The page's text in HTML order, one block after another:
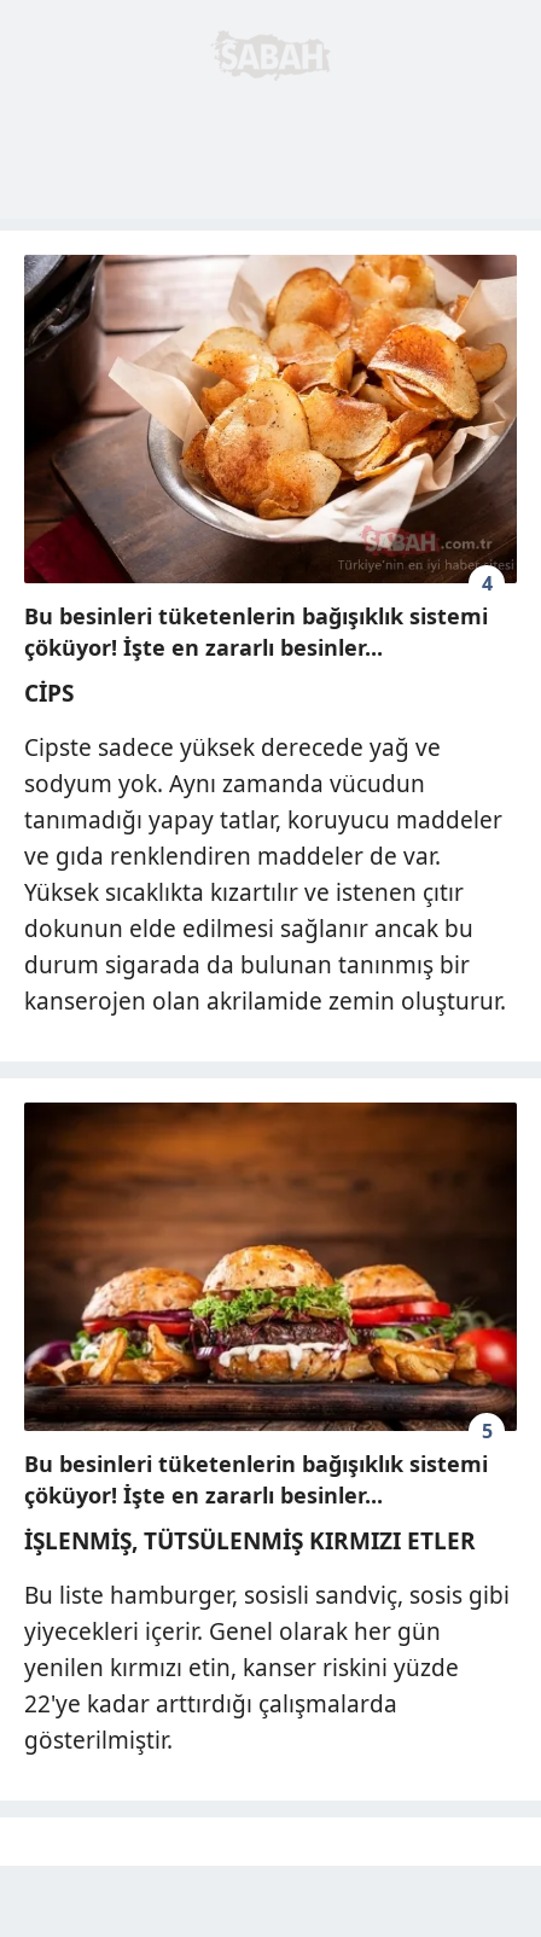
4
Bu besinleri tüketenlerin bağışıklık sistemi
çöküyor! İşte en zararlı besinler...
CİPS
Cipste sadece yüksek derecede yağ ve
sodyum yok. Aynı zamanda vücudun
tanımadığı yapay tatlar, koruyucu maddeler
ve gıda renklendiren maddeler de var.
Yüksek sıcaklıkta kızartılır ve istenen çıtır
dokunun elde edilmesi sağlanır ancak bu
durum sigarada da bulunan tanınmış bir
kanserojen olan akrilamide zemin oluşturur.
5
Bu besinleri tüketenlerin bağışıklık sistemi
çöküyor! İşte en zararlı besinler...
İŞLENMİŞ, TÜTSÜLENMİŞ KIRMIZI ETLER
Bu liste hamburger, sosisli sandviç, sosis gibi
yiyecekleri içerir. Genel olarak her gün
yenilen kırmızı etin, kanser riskini yüzde
22'ye kadar arttırdığı çalışmalarda
gösterilmiştir.